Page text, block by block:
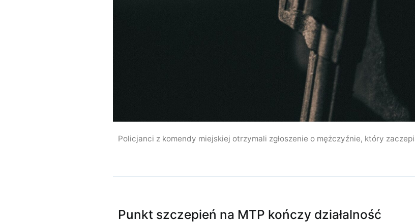
Policjanci z komendy miejskiej otrzymali zgłoszenie o mężczyźnie, który
Punkt szczepień na MTP kończy działalność